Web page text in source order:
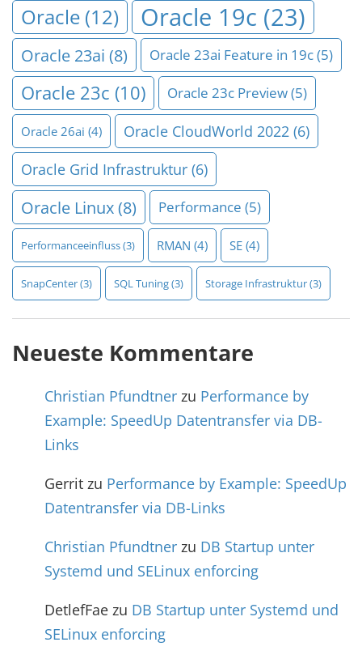
Oracle (12) Oracle 19c (23)
Oracle 23ai (8) Oracle 23ai Feature in 19c(5)
Oracle 23c (10) Oracle 23c Preview(5)
Oracle 26ai (4) Oracle CloudWorld 2022 (6)
Oracle Grid Infrastruktur (6)
Oracle Linux(8) Performance (5)
Performanceeinfluss(3) RMAN (4) SE (4)
SnapCenter(3) SQL Tuning(3) Storage Infrastruktur(3)
Neueste Kommentare
Christian Pfundtner zu Performance by
Example: SpeedUp Datentransfer via DB-
Links
Gerrit zu Performance by Example: SpeedUp
Datentransfer via DB-Links
Christian Pfundtner zu DB Startup unter
Systemd und SELinux enforcing
DetlefFae zu DB Startup unter Systemd und
SELinux enforcing